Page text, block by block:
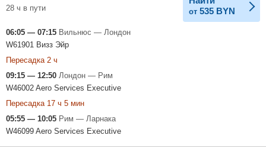
28 ч в пути от 535 BYN
06:05 — 07:15 Вильнюс — Лондон
W61901 Визз Эйр
Пересадка 2 ч
09:15 — 12:50 Лондон — Рим
W46002 Aero Services Executive
Пересадка 17 ч 5 мин
05:55 — 10:05 Рим — Ларнака
W46099 Aero Services Executive